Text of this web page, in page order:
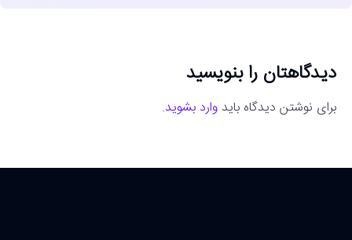
دیدگاهتان را بنویسید
برای نوشتن دیدگاه باید وارد بشوید.